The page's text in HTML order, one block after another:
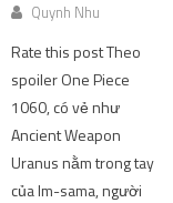
Quynh Nhu
Rate this post Theo
spoiler One Piece
1060, có vẻ như
Ancient Weapon
Uranus nằm trong tay
của Im-sama, người